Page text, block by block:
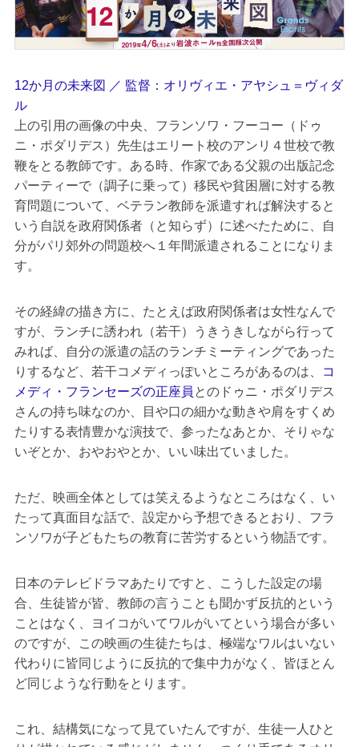
12か月の未来図 ／ 監督：オリヴィエ・アヤシュ＝ヴィダ
ル
上の引用の画像の中央、フランソワ・フーコー（ドゥ
ニ・ポダリデス）先生はエリート校のアンリ４世校で教
鞭をとる教師です。ある時、作家である父親の出版記念
パーティーで（調子に乗って）移民や貧困層に対する教
育問題について、ベテラン教師を派遣すれば解決すると
いう自説を政府関係者（と知らず）に述べたために、自
分がパリ郊外の問題校へ１年間派遣されることになりま
す。
その経緯の描き方に、たとえば政府関係者は女性なんで
すが、ランチに誘われ（若干）うきうきしながら行って
みれば、自分の派遣の話のランチミーティングであった
りするなど、若干コメディっぽいところがあるのは、
コ
メディ・フランセーズの正座員 とのドゥニ・ポダリデス
さんの持ち味なのか、目や口の細かな動きや肩をすくめ
たりする表情豊かな演技で、参ったなあとか、そりゃな
いぞとか、おやおやとか、いい味出ていました。
ただ、映画全体としては笑えるようなところはなく、い
たって真面目な話で、設定から予想できるとおり、フラ
ンソワが子どもたちの教育に苦労するという物語です。
日本のテレビドラマあたりですと、こうした設定の場
合、生徒皆が皆、教師の言うことも聞かず反抗的という
ことはなく、ヨイコがいてワルがいてという場合が多い
のですが、この映画の生徒たちは、極端なワルはいない
代わりに皆同じように反抗的で集中力がなく、皆ほとん
ど同じような行動をとります。
これ、結構気になって見ていたんですが、生徒一人ひと